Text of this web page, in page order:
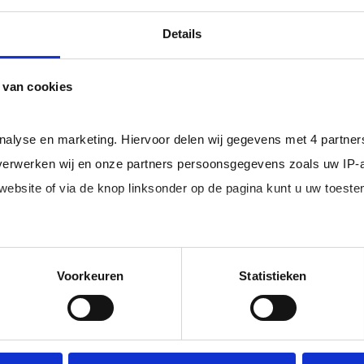
Details
cookies
en marketing. Hiervoor delen wij gegevens met 4
wij en onze partners persoonsgegevens zoals uw
of via de knop linksonder op de pagina kunt u uw
Voorkeuren Statistieken
dan het landelijke gemiddelde van ruim 20%
, zodat
in loondienst uit uw regio.
freelance
juiste kandidaten
No match? No pay!
als een
Ik
of
Je
krijgt